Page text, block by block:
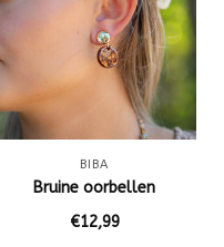
BIBA
Bruine oorbellen
€12,99